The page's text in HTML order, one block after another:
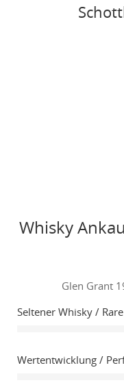
Whisky
Glen Grant
Seltener Whisky /
Wertentwicklung /